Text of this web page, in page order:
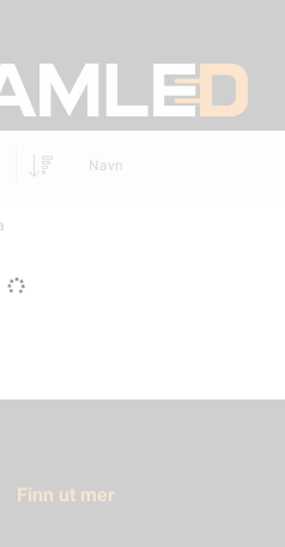
Navn
Finn ut mer